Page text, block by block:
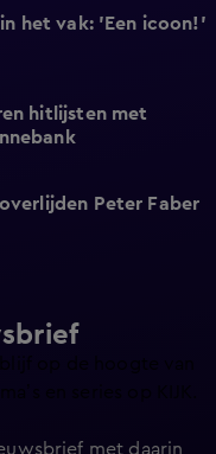
het vak: 'Een icoon!'
hitlijsten met
Peter Faber
op de hoogte van
met daarin